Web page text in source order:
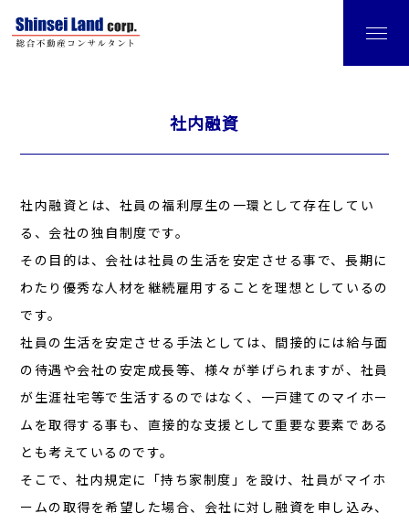
社内融資
社内融資とは、社員の福利厚生の一環として存在してい
る、会社の独自制度です。
その目的は、会社は社員の生活を安定させる事で、長期に
わたり優秀な人材を継続雇用することを理想としているの
です。
社員の生活を安定させる手法としては、間接的には給与面
の待遇や会社の安定成長等、様々が挙げられますが、社員
が生涯社宅等で生活するのではなく、一戸建てのマイホー
ムを取得する事も、直接的な支援として重要な要素である
とも考えているのです。
そこで、社内規定に「持ち家制度」を設け、社員がマイホ
ームの取得を希望した場合、会社に対し融資を申し込み、